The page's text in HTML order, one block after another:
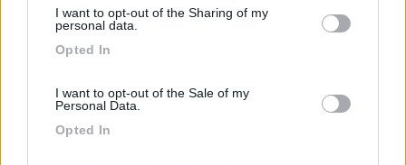
not limited to your visit or usage behaviour. You may click to
use your data for below specified purposes in below Google
I want to opt-out of the Sharing of my
personal data.
Opted In
I want to opt-out of the Sale of my
Personal Data.
Opted In